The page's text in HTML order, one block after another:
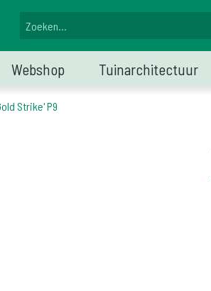
Webshop Tuinarchitectuur
Strike' P9